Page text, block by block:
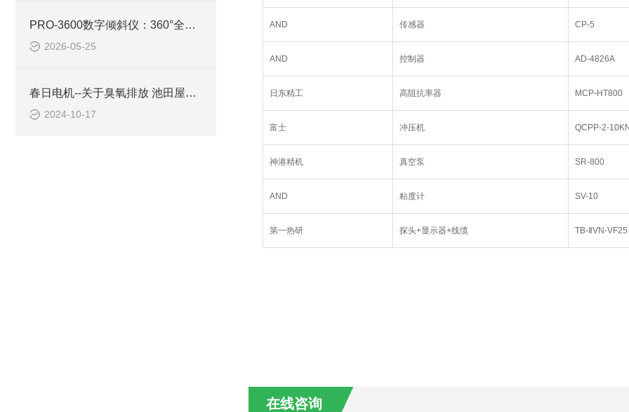
PRO-3600数字倾斜仪：360°全角度测量的技术突破
2026-05-25
春日电机--关于臭氧排放 池田屋实业
2024-10-17
AND 传感器 CP-5
AND 控制器 AD-4826A
日东精工 高阻抗率器 MCP-HT800
富士 冲压机 QCPP-2-
神港精机 真空泵 SR-800
AND 粘度计 SV-10
第一热研 探头+显示器+线缆 TB-ⅡVN-VF25
在线咨询